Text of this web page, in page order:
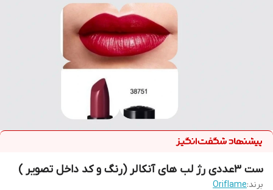
ست ۳عددی رژ لب های آنکالر (رنگ و کد داخل تصویر )
برند:Oriflame